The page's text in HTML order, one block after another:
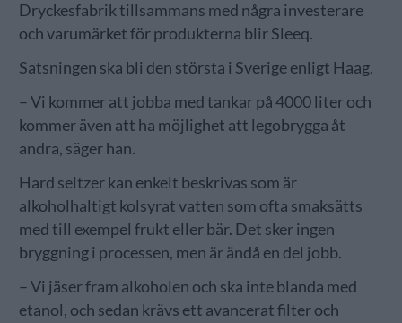
Dryckesfabrik tillsammans med några investerare
och varumärket för produkterna blir Sleeq.
Satsningen ska bli den största i Sverige enligt Haag.
– Vi kommer att jobba med tankar på 4000 liter och
kommer även att ha möjlighet att legobrygga åt
andra, säger han.
Hard seltzer kan enkelt beskrivas som är
alkoholhaltigt kolsyrat vatten som ofta smaksätts
med till exempel frukt eller bär. Det sker ingen
bryggning i processen, men är ändå en del jobb.
– Vi jäser fram alkoholen och ska inte blanda med
etanol, och sedan krävs ett avancerat filter och